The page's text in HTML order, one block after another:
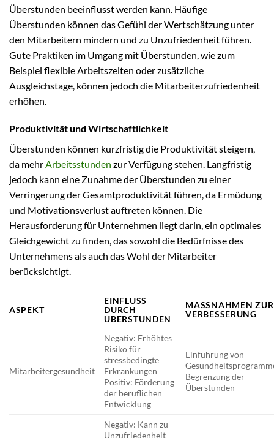
Überstunden beeinflusst werden kann. Häufige
Überstunden können das Gefühl der Wertschätzung unter
den Mitarbeitern mindern und zu Unzufriedenheit führen.
Gute Praktiken im Umgang mit Überstunden, wie zum
Beispiel flexible Arbeitszeiten oder zusätzliche
Ausgleichstage, können jedoch die Mitarbeiterzufriedenheit
erhöhen.
Produktivität und Wirtschaftlichkeit
Überstunden können kurzfristig die Produktivität steigern,
da mehrArbeitsstunden zur Verfügung stehen. Langfristig
jedoch kann eine Zunahme der Überstunden zu einer
Verringerung der Gesamtproduktivität führen, da Ermüdung
und Motivationsverlust auftreten können. Die
Herausforderung für Unternehmen liegt darin, ein optimales
Gleichgewicht zu finden, das sowohl die Bedürfnisse des
Unternehmens als auch das Wohl der Mitarbeiter
berücksichtigt.
ASPEKT
EINFLUSS
DURCH
ÜBERSTUNDEN
MASSNAHMEN ZUR V
ERBESSERUNG
Mitarbeitergesundheit
Negativ: Erhöhtes
Risiko für
stressbedingte
Erkrankungen
Positiv: Förderung
der beruflichen
Entwicklung
Einführung von
Begrenzung der
Überstunden
Negativ: Kann zu
Unzufriedenheit